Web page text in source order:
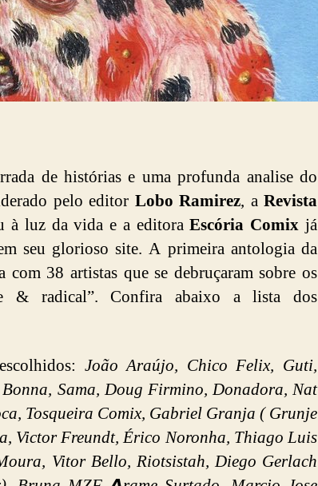
de histórias e uma profunda analise do
pelo editor Lobo Ramirez, a Revista
à luz da vida e a editoraEscória Comix já
seu glorioso site. A primeira antologia da
com 38 artistas que se debruçaram sobre os
& radical”. Confira abaixo a lista dos
João Araújo, Chico Felix, Guti,
Sama, Doug Firmino, Donadora, Nat
Tosqueira Comix, Gabriel Granja ( Grunje
Victor Freundt, Érico Noronha, Thiago Luis
Vitor Bello, Riotsistah, Diego Gerlach